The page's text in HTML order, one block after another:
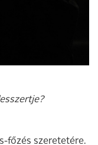
főzés szeretetére.